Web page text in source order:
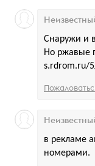
Снаружи и
Но ржавые
s.rdrom.ru/
в рекламе
номерами.